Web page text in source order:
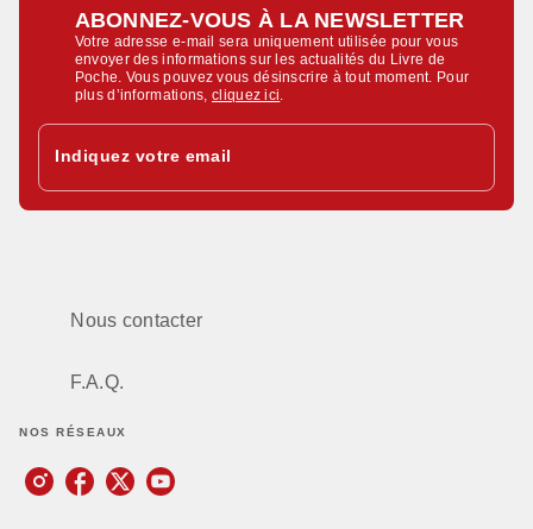
ABONNEZ-VOUS À LA NEWSLETTER
Votre adresse e-mail sera uniquement utilisée pour vous
envoyer des informations sur les actualités du Livre de
Poche. Vous pouvez vous désinscrire à tout moment. Pour
plus d’informations,cliquez ici
Indiquez votre email
Nous contacter
F.A.Q.
NOS RÉSEAUX